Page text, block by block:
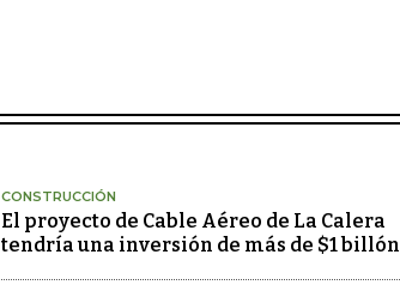
CONSTRUCCIÓN
El proyecto de Cable Aéreo de La Calera
tendría una inversión de más de $1 billón